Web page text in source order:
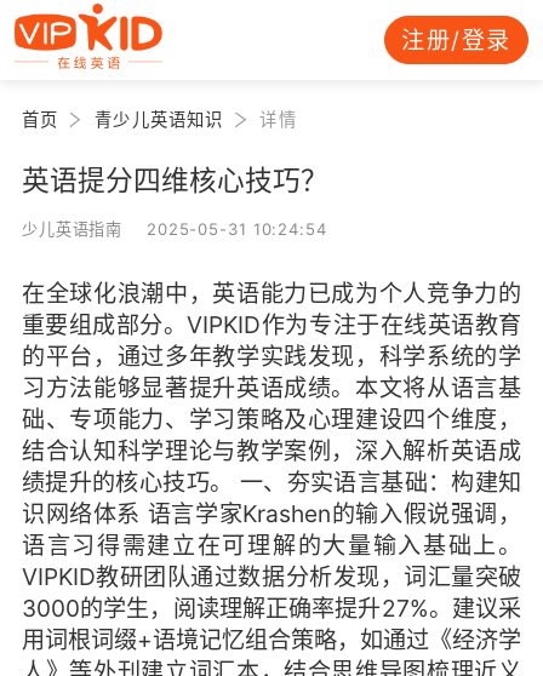
注册/登录
首页 青少儿英语知识 详情
英语提分四维核心技巧？
少儿英语指南 2025-05-31 10:24:54
在全球化浪潮中，英语能力已成为个人竞争力的
重要组成部分。VIPKID作为专注于在线英语教育
的平台，通过多年教学实践发现，科学系统的学
习方法能够显著提升英语成绩。本文将从语言基
础、专项能力、学习策略及心理建设四个维度，
结合认知科学理论与教学案例，深入解析英语成
绩提升的核心技巧。 一、夯实语言基础：构建知
识网络体系 语言学家Krashen的输入假说强调，
语言习得需建立在可理解的大量输入基础上。
VIPKID教研团队通过数据分析发现，词汇量突破
3000的学生，阅读理解正确率提升27%。建议采
用词根词缀+语境记忆组合策略，如通过《经济学